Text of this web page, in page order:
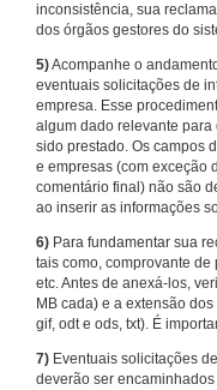
inconsistência, sua
dos órgãos gestores do
5)Acompanhe o
eventuais solicitações de
empresa. Esse
algum dado relevante
sido prestado. Os campos
e empresas (com exceção
comentário final) não são
ao inserir as informações
6) Para fundamentar sua
tais como, comprovante
etc. Antes de anexá-los,
MB cada) e a extensão
gif, odt e ods, txt). É
7) Eventuais solicitações
deverão ser